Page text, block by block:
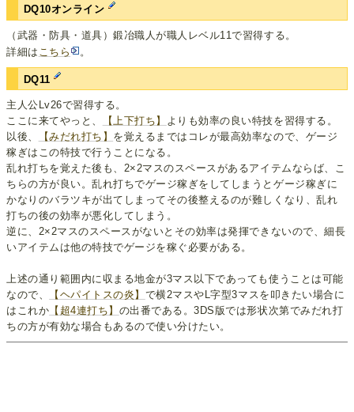
DQ10オンライン
（武器・防具・道具）鍛冶職人が職人レベル11で習得する。
詳細は こちら 。
DQ11
主人公Lv26で習得する。
ここに来てやっと、
【上下打ち】
よりも効率の良い特技を習得する。
以後、
【みだれ打ち】 を覚えるまではコレが最高効率なので、ゲージ
稼ぎはこの特技で行うことになる。
乱れ打ちを覚えた後も、2×2マスのスペースがあるアイテムならば、こ
ちらの方が良い。乱れ打ちでゲージ稼ぎをしてしまうとゲージ稼ぎに
かなりのバラツキが出てしまってその後整えるのが難しくなり、乱れ
打ちの後の効率が悪化してしまう。
逆に、2×2マスのスペースがないとその効率は発揮できないので、細長
いアイテムは他の特技でゲージを稼ぐ必要がある。
上述の通り範囲内に収まる地金が3マス以下であっても使うことは可能
なので、
【ヘパイトスの炎】 で横2マスやL字型3マスを叩きたい場合に
はこれか 【超4連打ち】 の出番である。3DS版では形状次第でみだれ打
ちの方が有効な場合もあるので使い分けたい。